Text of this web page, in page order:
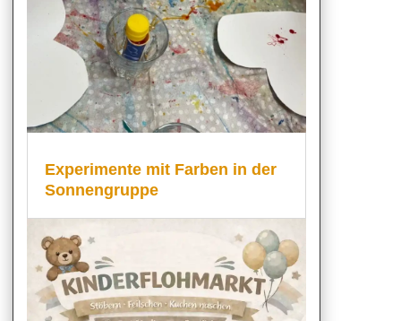
Experimente mit Farben in der
Sonnengruppe